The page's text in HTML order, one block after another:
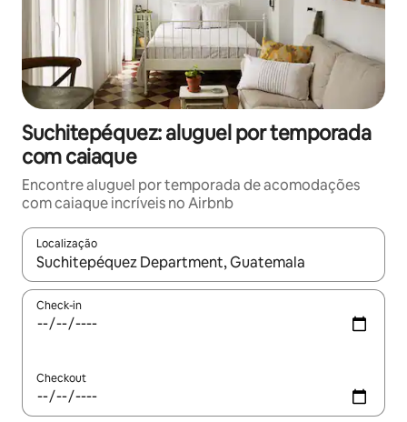
Suchitepéquez: aluguel por temporada
com caiaque
Encontre aluguel por temporada de acomodações
com caiaque incríveis no Airbnb
Localização
Quando os resultados estiverem disponíveis, explore-os
Check-in
Checkout